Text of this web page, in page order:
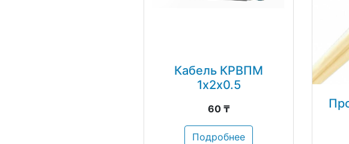
Кабель КРВПМ
1х2х0.5
60 ₸
Подробнее